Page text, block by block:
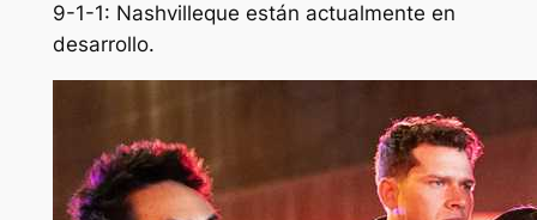
9-1-1: Nashvilleque están actualmente en
desarrollo.